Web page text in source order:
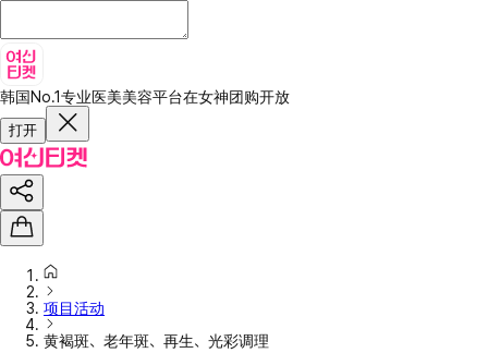
韩国No.1专业医美美容平台在女神团购开放
打开
项目活动
黄褐斑、老年斑、再生、光彩调理